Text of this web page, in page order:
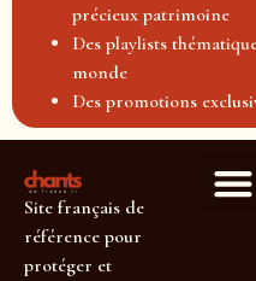
précieux patrimoine
Des playlists
monde
Des promotions
Site français de
référence pour
protéger et